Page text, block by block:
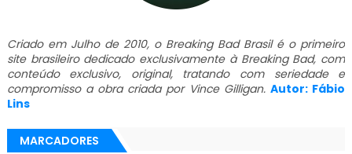
Criado em Julho de 2010, o Breaking Bad Brasil é o primeiro
site brasileiro dedicado exclusivamente à Breaking Bad, com
conteúdo exclusivo, original, tratando com seriedade e
compromisso a obra criada por Vince Gilligan. Autor: Fábio
Lins
MARCADORES